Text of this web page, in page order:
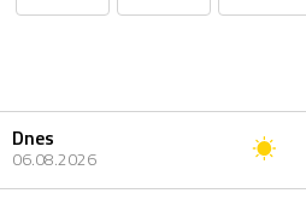
Dnes
06.08.2026